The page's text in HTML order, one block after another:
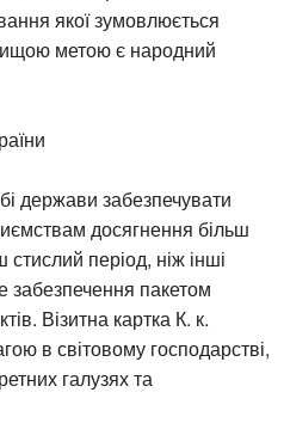
якої зумовлюється
метою є народний
держави забезпечувати
досягнення більш
стислий період, ніж інші
забезпечення пакетом
Візитна картка К. к.
в світовому господарстві,
галузях та